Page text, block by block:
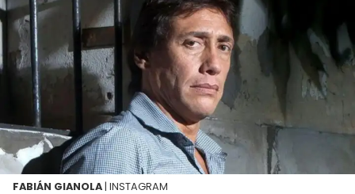
FABIÁN GIANOLA | INSTAGRAM